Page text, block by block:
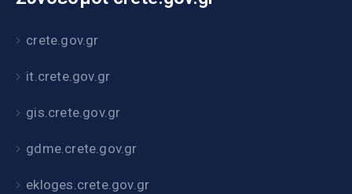
crete.gov.gr
it.crete.gov.gr
gis.crete.gov.gr
gdme.crete.gov.gr
ekloges.crete.gov.gr